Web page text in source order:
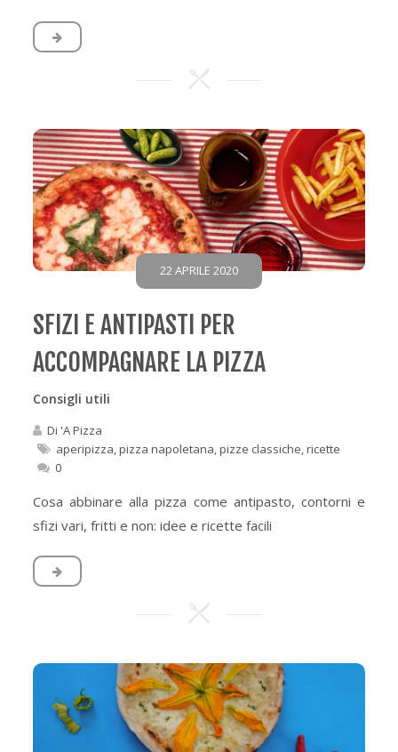
22 APRILE 2020
SFIZI E ANTIPASTI PER
ACCOMPAGNARE LA PIZZA
Consigli utili
Di 'A Pizza
aperipizza,pizza napoletana,pizze classiche,ricette
0
Cosa abbinare alla pizza come antipasto, contorni e
sfizi vari, fritti e non: idee e ricette facili